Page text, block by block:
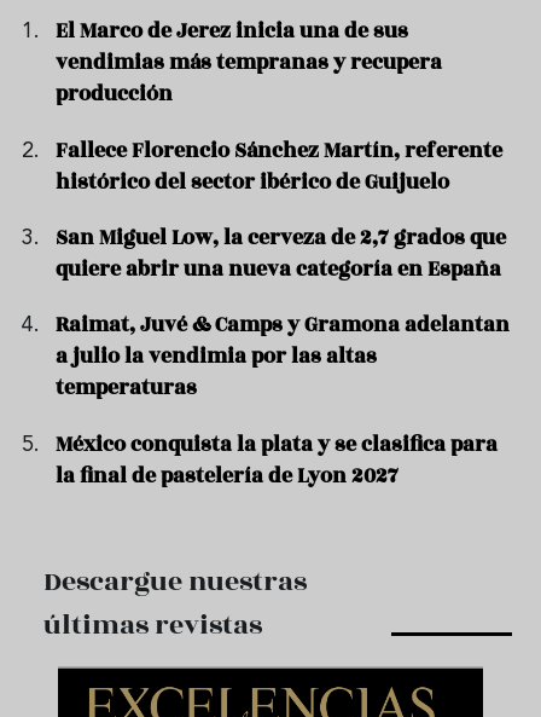
El Marco de Jerez inicia una de sus
vendimias más tempranas y recupera
producción
Fallece Florencio Sánchez Martín, referente
histórico del sector ibérico de Guijuelo
San Miguel Low, la cerveza de 2,7 grados que
quiere abrir una nueva categoría en España
Raimat, Juvé & Camps y Gramona adelantan
a julio la vendimia por las altas
temperaturas
México conquista la plata y se clasifica para
la final de pastelería de Lyon 2027
Descargue nuestras
últimas revistas